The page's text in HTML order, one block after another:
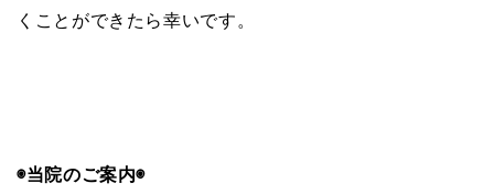
くことができたら幸いです。
◉当院のご案内◉